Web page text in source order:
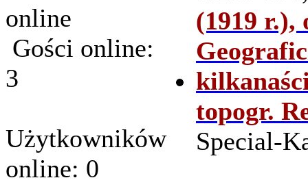
online
Gości online:
3
Użytkowników
online: 0
(1919
topogr.
Special-